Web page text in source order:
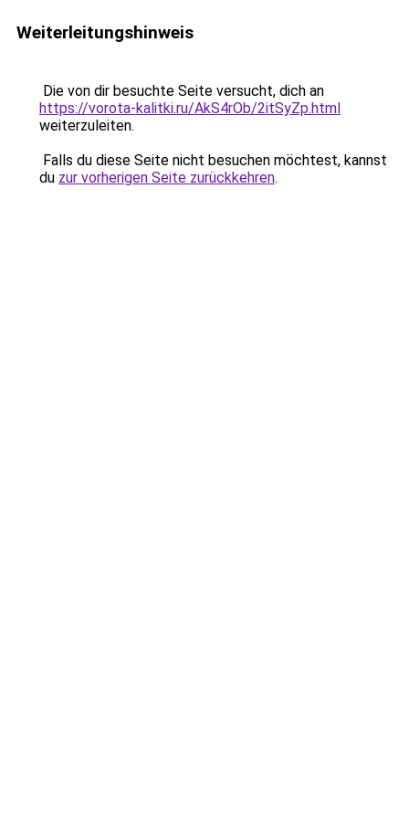
Weiterleitungshinweis
Die von dir besuchte Seite versucht, dich an
https://vorota-kalitki.ru/AkS4rOb/2itSyZp.html
weiterzuleiten.
Falls du diese Seite nicht besuchen möchtest, kannst
du zur vorherigen Seite zurückkehren.